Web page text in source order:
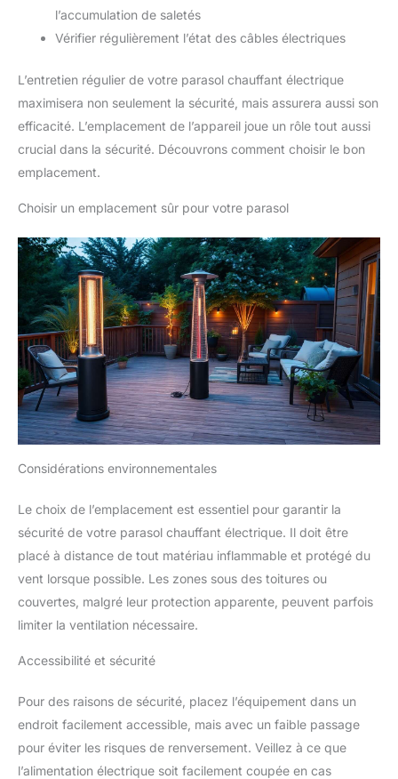
l’accumulation de saletés
Vérifier régulièrement l’état des câbles électriques
L’entretien régulier de votre parasol chauffant électrique
maximisera non seulement la sécurité, mais assurera aussi son
efficacité. L’emplacement de l’appareil joue un rôle tout aussi
crucial dans la sécurité. Découvrons comment choisir le bon
emplacement.
Choisir un emplacement sûr pour votre parasol
Considérations environnementales
Le choix de l’emplacement est essentiel pour garantir la
sécurité de votre parasol chauffant électrique. Il doit être
placé à distance de tout matériau inflammable et protégé du
vent lorsque possible. Les zones sous des toitures ou
couvertes, malgré leur protection apparente, peuvent parfois
limiter la ventilation nécessaire.
Accessibilité et sécurité
Pour des raisons de sécurité, placez l’équipement dans un
endroit facilement accessible, mais avec un faible passage
pour éviter les risques de renversement. Veillez à ce que
l’alimentation électrique soit facilement coupée en cas